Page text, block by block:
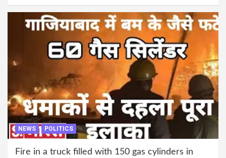
NEWS POLITICS
Fire in a truck filled with 150 gas cylinders in